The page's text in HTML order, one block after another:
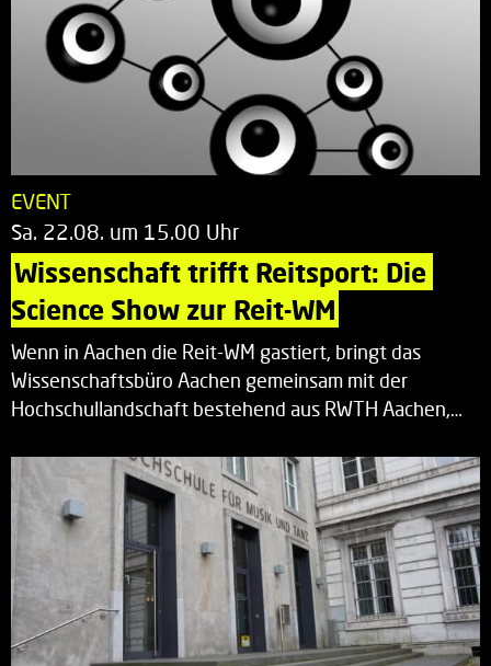
EVENT
Sa. 22.08. um 15.00 Uhr
Wissenschaft trifft Reitsport: Die
Science Show zur Reit-WM
Wenn in Aachen die Reit-WM gastiert, bringt das
Wissenschaftsbüro Aachen gemeinsam mit der
Hochschullandschaft bestehend aus RWTH Aachen,…